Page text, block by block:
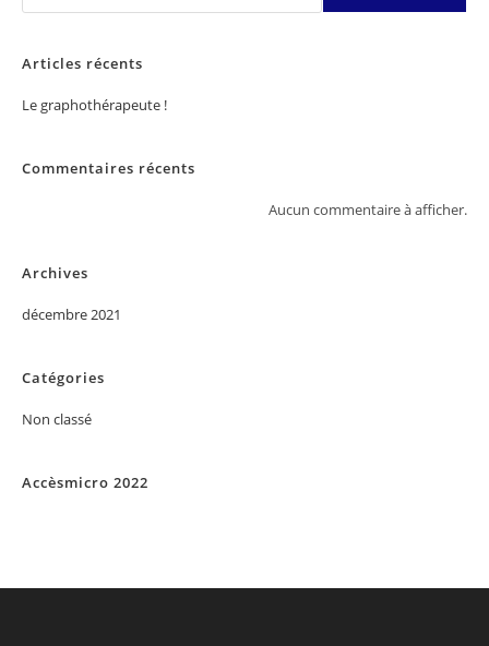
Articles récents
Le graphothérapeute !
Commentaires récents
Aucun commentaire à afficher.
Archives
décembre 2021
Catégories
Non classé
Accèsmicro 2022